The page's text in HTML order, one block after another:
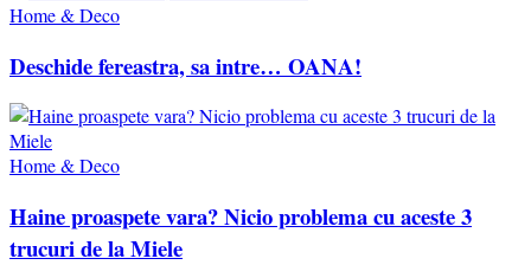
Home & Deco
Deschide fereastra, sa intre… OANA!
Home & Deco
Haine proaspete vara? Nicio problema cu aceste 3
trucuri de la Miele